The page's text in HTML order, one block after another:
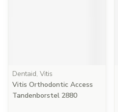
Dentaid, Vitis
Vitis Orthodontic Access
Tandenborstel 2880